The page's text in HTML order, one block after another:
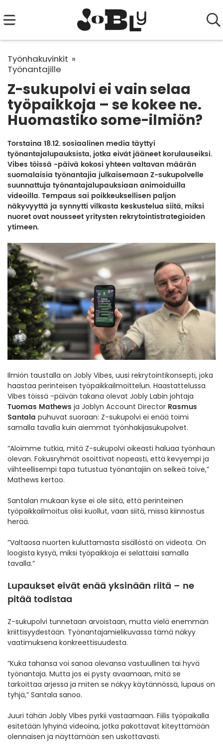
Työnhakuvinkit
Työnantajille
Z-sukupolvi ei vain selaa
työpaikkoja – se kokee ne.
Huomastiko some-ilmiön?
Torstaina 18.12. sosiaalinen media täyttyi
työnantajalupauksista, jotka eivät jääneet korulauseiksi.
Vibes töissä -päivä kokosi yhteen valtavan määrän
suomalaisia työnantajia julkaisemaan Z-sukupolvelle
suunnattuja työnantajalupauksiaan animoiduilla
videoilla. Tempaus sai poikkeuksellisen paljon
näkyvyyttä ja synnytti vilkasta keskustelua siitä, miksi
nuoret ovat nousseet yritysten rekrytointistrategioiden
ytimeen.
Ilmiön taustalla on Jobly Vibes, uusi rekrytointikonsepti, joka
haastaa perinteisen työpaikkailmoittelun. Haastattelussa
Vibes töissä -päivän takana olevat Jobly Labin johtaja
Tuomas Mathews ja Joblyn Account Director Rasmus
Santala puhuvat suoraan: Z-sukupolvi ei enää toimi
samalla tavalla kuin aiemmat työnhakijasukupolvet.
”Aloimme tutkia, mitä Z-sukupolvi oikeasti haluaa työnhaun
olevan. Fokusryhmät osoittivat nopeasti, että kevyempi ja
viihteellisempi tapa tutustua työnantajiin on selkeä toive,”
Mathews kertoo.
Santalan mukaan kyse ei ole siitä, että perinteinen
työpaikkailmoitus olisi kuollut, vaan siitä, missä kiinnostus
herää.
”Valtaosa nuorten kuluttamasta sisällöstä on videota. On
loogista kysyä, miksi työpaikkoja ei selattaisi samalla
tavalla.”
Lupaukset eivät enää yksinään riitä – ne
pitää todistaa
Z-sukupolvi tunnetaan arvoistaan, mutta vielä enemmän
kriittisyydestään. Työnantajamielikuvassa tämä näkyy
vaatimuksena konkreettisuudesta.
”Kuka tahansa voi sanoa olevansa vastuullinen tai hyvä
työnantaja. Mutta jos ei pysty avaamaan, mitä se
tarkoittaa arjessa ja miten se näkyy käytännössä, lupaus on
tyhjä,” Santala sanoo.
Juuri tähän Jobly Vibes pyrkii vastaamaan. Fiilis työpaikalla
esitetään lyhyinä videoina, jotka pakottavat kiteyttämään
olennaisen ja näyttämään sen uskottavasti.